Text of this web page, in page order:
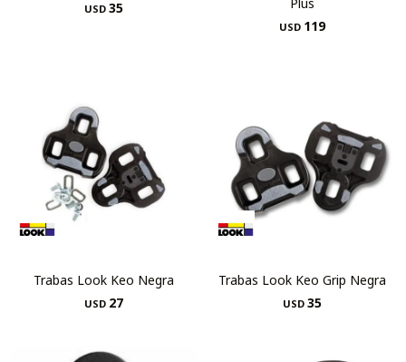
USD 35
USD 119
Trabas Look Keo Negra
USD 27
Trabas Look Keo Grip Negra
USD 35